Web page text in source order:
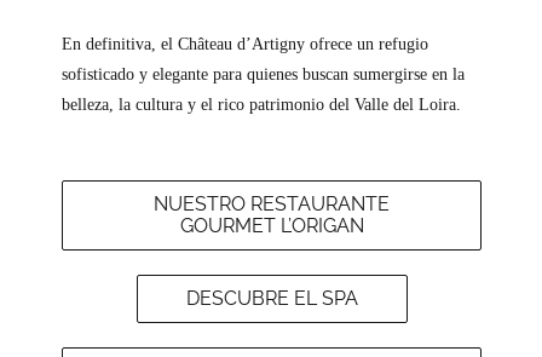
En definitiva, el Château d’Artigny ofrece un refugio
sofisticado y elegante para quienes buscan sumergirse en la
belleza, la cultura y el rico patrimonio del Valle del Loira.
NUESTRO RESTAURANTE
GOURMET L’ORIGAN
DESCUBRE EL SPA